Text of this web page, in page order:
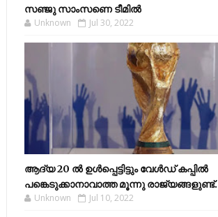
സഞ്ജു സാംസണെ ടീമില്‍
Unknown Jul 30, 2022
ആദ്യ 20 ല്‍ ഉള്‍പ്പെട്ടിട്ടും വേള്‍ഡ് കപ്പില്‍
പങ്കെടുക്കാനാവാത്ത മൂന്നു രാജ്യങ്ങളുണ്ട്.
Unknown Jul 10, 2022